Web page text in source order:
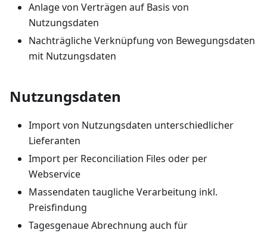
Anlage von Verträgen auf Basis von
Nutzungsdaten
Nachträgliche Verknüpfung von Bewegungsdaten
mit Nutzungsdaten
Nutzungsdaten
Import von Nutzungsdaten unterschiedlicher
Lieferanten
Import per Reconciliation Files oder per
Webservice
Massendaten taugliche Verarbeitung inkl.
Preisfindung
Tagesgenaue Abrechnung auch für